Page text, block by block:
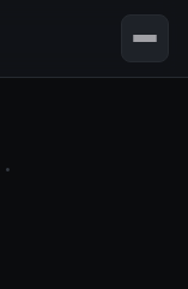
·